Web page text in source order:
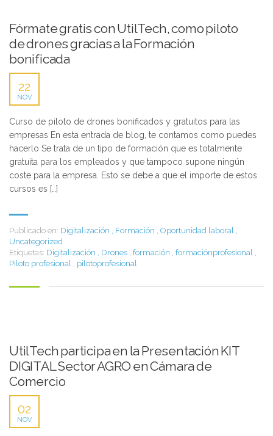
Fórmate gratis con UtilTech, como piloto
de drones gracias a la Formación
bonificada
22
NOV
Curso de piloto de drones bonificados y gratuitos para las
empresas En esta entrada de blog, te contamos como puedes
hacerlo Se trata de un tipo de formación que es totalmente
gratuita para los empleados y que tampoco supone ningún
coste para la empresa. Esto se debe a que el importe de estos
cursos es […]
Publicado en: Digitalización , Formación , Oportunidad laboral ,
Uncategorized
Etiquetas: Digitalización , Drones , formación , formaciónprofesional ,
Piloto profesional , pilotoprofesional
UtilTech participa en la Presentación KIT
DIGITAL Sector AGRO en Cámara de
Comercio
02
NOV